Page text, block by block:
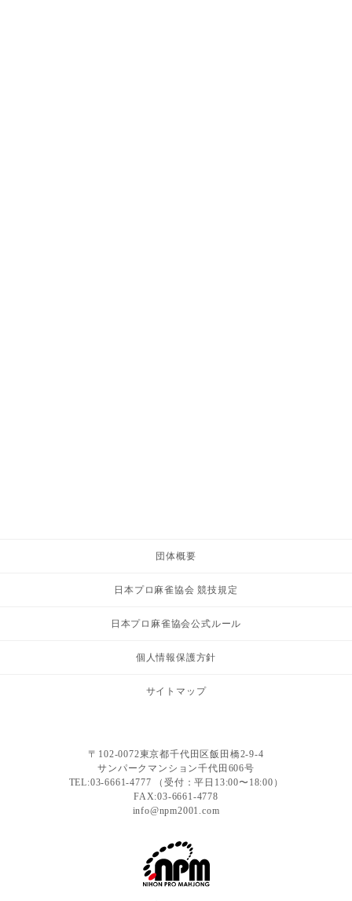
団体概要
日本プロ麻雀協会 競技規定
日本プロ麻雀協会公式ルール
個人情報保護方針
サイトマップ
〒102-0072東京都千代田区飯田橋2-9-4
サンパークマンション千代田606号
TEL:03-6661-4777 （受付：平日13:00〜18:00）
FAX:03-6661-4778
info@npm2001.com